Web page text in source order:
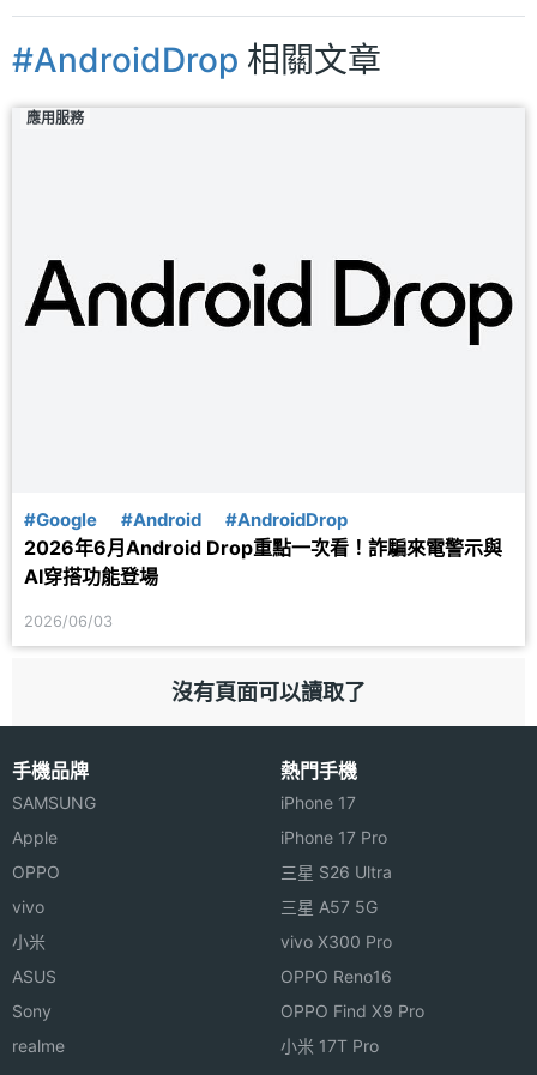
#AndroidDrop 相關文章
應用服務
#Google #Android #AndroidDrop
2026年6月Android Drop重點一次看！詐騙來電警示與
AI穿搭功能登場
2026/06/03
沒有頁面可以讀取了
手機品牌
SAMSUNG
Apple
OPPO
vivo
小米
ASUS
Sony
realme
熱門手機
iPhone 17
iPhone 17 Pro
三星 S26 Ultra
三星 A57 5G
vivo X300 Pro
OPPO Reno16
OPPO Find X9 Pro
小米 17T Pro